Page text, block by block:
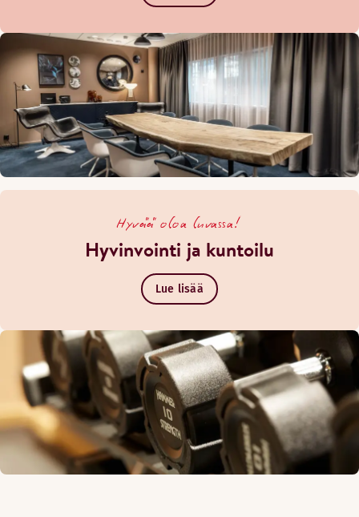
Hyvää oloa luvassa!
Hyvinvointi ja kuntoilu
Lue lisää